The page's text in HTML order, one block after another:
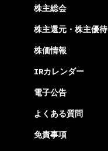
株主総会
株主還元・株主優待
株価情報
IRカレンダー
電子公告
よくある質問
免責事項